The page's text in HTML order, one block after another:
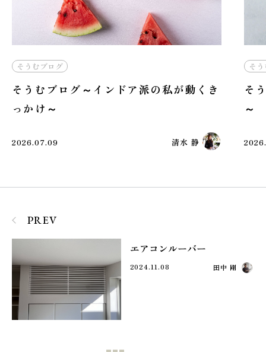
そうむブログ
そうむブログ～インドア派の私が動くき
っかけ～
2026.07.09 清水 静
そ
そ
～
PREV
エアコンルーバー
2024.11.08 田中 剛